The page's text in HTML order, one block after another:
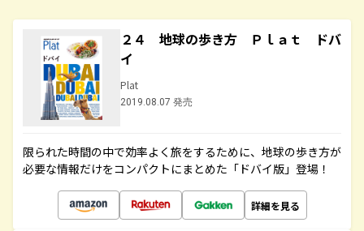
２４ 地球の歩き方 Ｐｌａｔ ドバ
イ
Plat
2019.08.07 発売
限られた時間の中で効率よく旅をするために、地球の歩き方が
必要な情報だけをコンパクトにまとめた「ドバイ版」登場！
詳細を見る